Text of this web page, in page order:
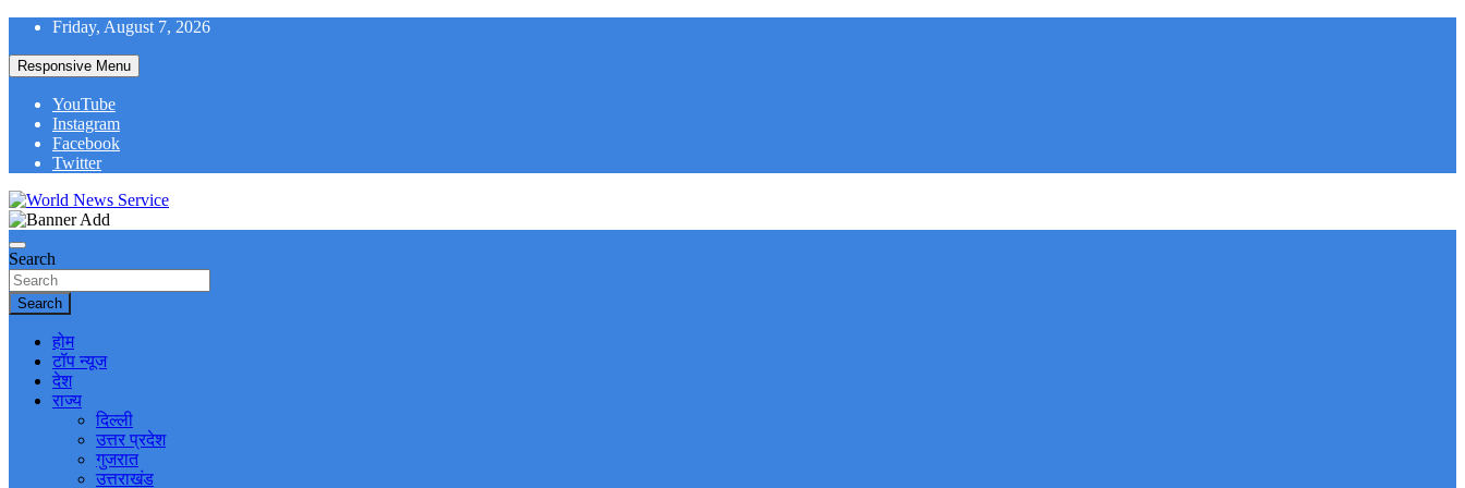
Skip
content
Friday, August 7, 2026
Responsive Menu
YouTube
Instagram
Facebook
Twitter
World News Service
Search
Search
होम
टॉप न्यूज
देश
राज्य
दिल्ली
उत्तर प्रदेश
गुजरात
उत्तराखंड